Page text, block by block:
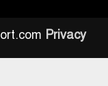
Privacy